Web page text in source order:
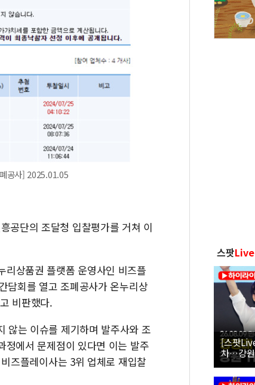
공사] 2025.01.05
공단의 조달청 입찰평가를 거쳐 이
리상품권 플랫폼 운영사인 비즈플
담회를 열고 조폐공사가 온누리상
비판했다.
않는 이슈를 제기하며 발주사와 조
에서 문제점이 있다면 이는 발주
즈플레이사는 3위 업체로 재입찰
스팟Live
[스팟
차…강원
보 대구·